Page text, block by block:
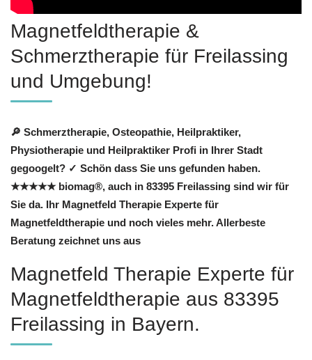
Magnetfeldtherapie &
Schmerztherapie für Freilassing
und Umgebung!
🔎 Schmerztherapie, Osteopathie, Heilpraktiker,
Physiotherapie und Heilpraktiker Profi in Ihrer Stadt
gegoogelt? ✓ Schön dass Sie uns gefunden haben.
★★★★★ biomag®, auch in 83395 Freilassing sind wir für
Sie da. Ihr Magnetfeld Therapie Experte für
Magnetfeldtherapie und noch vieles mehr. Allerbeste
Beratung zeichnet uns aus
Magnetfeld Therapie Experte für
Magnetfeldtherapie aus 83395
Freilassing in Bayern.